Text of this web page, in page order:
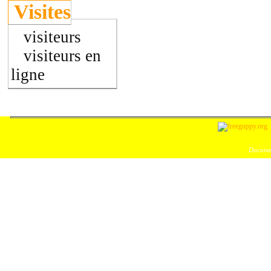
Visites
visiteurs
visiteurs en
ligne